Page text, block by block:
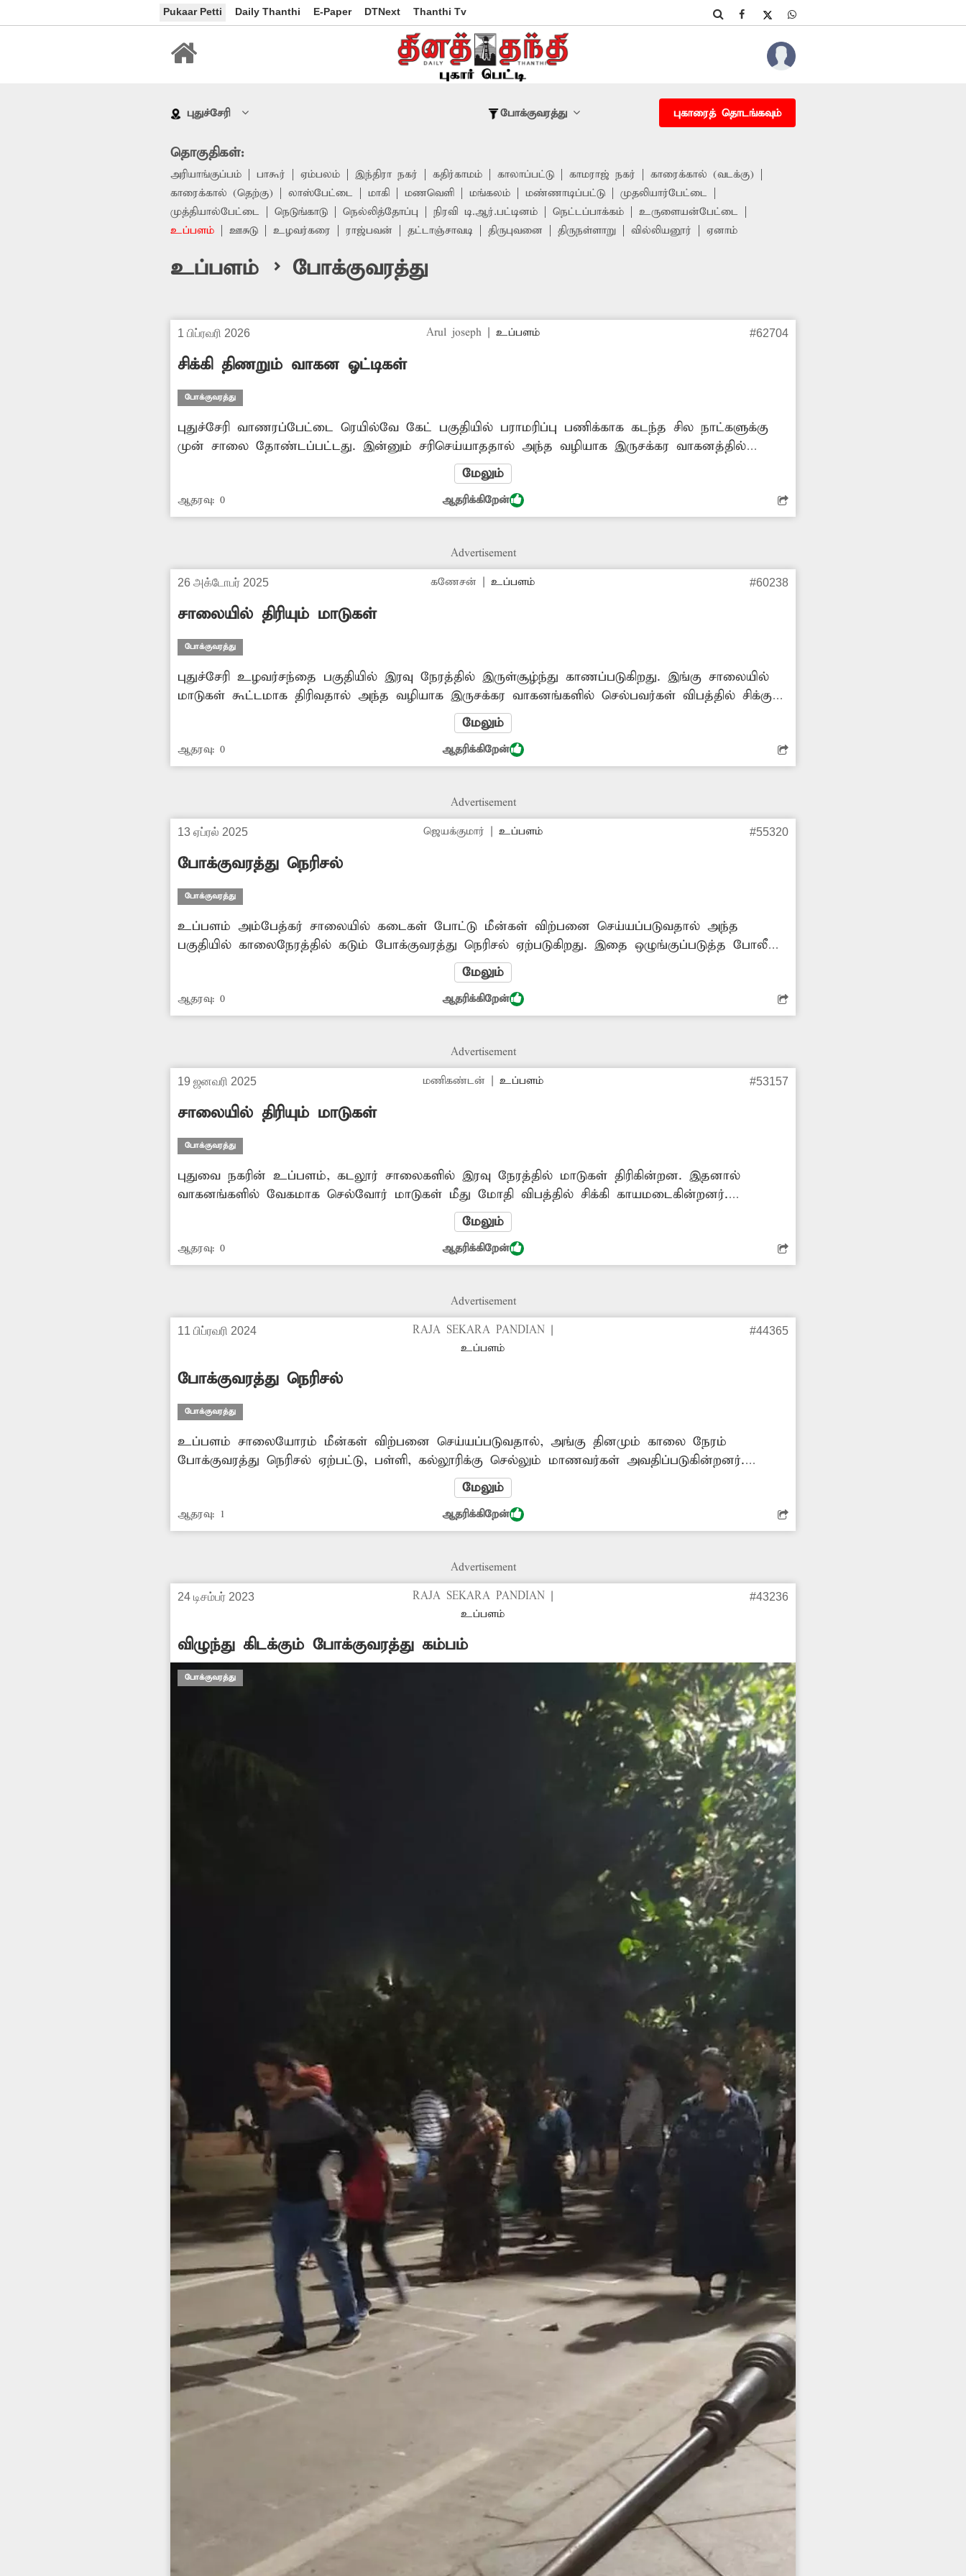
Pukaar Petti Daily Thanthi E-Paper DTNext Thanthi Tv
புதுச்சேரி போக்குவரத்து புகாரைத் தொடங்கவும்
தொகுதிகள்:
அரியாங்குப்பம் பாகூர் ஏம்பலம் இந்திரா நகர் கதிர்காமம் காலாப்பட்டு காமராஜ் நகர்
காரைக்கால் (வடக்கு)
காரைக்கால் (தெற்கு)
லாஸ்பேட்டை மாகி மணவெளி மங்கலம் மண்ணாடிப்பட்டு
முதலியார்பேட்டை
முத்தியால்பேட்டை
நெடுங்காடு நெல்லித்தோப்பு நிரவி டி.ஆர்.பட்டினம் நெட்டப்பாக்கம்
உருளையன்பேட்டை
உப்பளம்
ஊசுடு உழவர்கரை ராஜ்பவன் தட்டாஞ்சாவடி திருபுவனை திருநள்ளாறு வில்லியனூர் ஏனாம்
உப்பளம் > போக்குவரத்து
1 பிப்ரவரி 2026 Arul joseph| உப்பளம் #62704
சிக்கி திணறும் வாகன ஓட்டிகள்
போக்குவரத்து
புதுச்சேரி வாணரப்பேட்டை ரெயில்வே கேட் பகுதியில் பராமரிப்பு பணிக்காக கடந்த சில நாட்களுக்கு
முன் சாலை தோண்டப்பட்டது. இன்னும் சரிசெய்யாததால் அந்த வழியாக இருசக்கர வாகனத்தில்
செல்லும் வாகன ஓட்டிகள் சிக்கி திணறி வருகின்றனர். ரெயில்வே கேட் பகுதியை விரைவில் சீர் செய்ய
மேலும்
ஆதரவு: 0 ஆதரிக்கிறேன்
Advertisement
26 அக்டோபர் 2025 கணேசன் |உப்பளம் #60238
சாலையில் திரியும் மாடுகள்
போக்குவரத்து
புதுச்சேரி உழவர்சந்தை பகுதியில் இரவு நேரத்தில் இருள்சூழ்ந்து காணப்படுகிறது. இங்கு சாலையில்
மாடுகள் கூட்டமாக திரிவதால் அந்த வழியாக இருசக்கர வாகனங்களில் செல்பவர்கள் விபத்தில் சிக்கும்
நிலை உள்ளது. சாலையில் திரியும் மாடுகளை பிடித்து அகற்ற நகராட்சி நிர்வாகம் நடவடிக்கை
மேலும்
ஆதரவு: 0 ஆதரிக்கிறேன்
Advertisement
13 ஏப்ரல் 2025 ஜெயக்குமார் உப்பளம் #55320
போக்குவரத்து நெரிசல்
போக்குவரத்து
உப்பளம் அம்பேத்கர் சாலையில் கடைகள் போட்டு மீன்கள் விற்பனை செய்யப்படுவதால் அந்த
பகுதியில் காலைநேரத்தில் கடும் போக்குவரத்து நெரிசல் ஏற்படுகிறது. இதை ஒழுங்குப்படுத்த போலீசார்
மேலும்
ஆதரவு: 0 ஆதரிக்கிறேன்
Advertisement
19 ஜனவரி 2025 மணிகண்டன் உப்பளம் #53157
சாலையில் திரியும் மாடுகள்
போக்குவரத்து
புதுவை நகரின் உப்பளம், கடலூர் சாலைகளில் இரவு நேரத்தில் மாடுகள் திரிகின்றன. இதனால்
வாகனங்களில் வேகமாக செல்வோர் மாடுகள் மீது மோதி விபத்தில் சிக்கி காயமடைகின்றனர்.
சாலையில் மாடுகள் திரிவதை தடுக்க நடவடிக்கை எடுக்கப்படுமா?
மேலும்
ஆதரவு: 0 ஆதரிக்கிறேன்
Advertisement
11 பிப்ரவரி 2024 RAJA SEKARA PANDIAN
உப்பளம்
#44365
போக்குவரத்து நெரிசல்
போக்குவரத்து
உப்பளம் சாலையோரம் மீன்கள் விற்பனை செய்யப்படுவதால், அங்கு தினமும் காலை நேரம்
போக்குவரத்து நெரிசல் ஏற்பட்டு, பள்ளி, கல்லூரிக்கு செல்லும் மாணவர்கள் அவதிப்படுகின்றனர்.
இதனை ஒழுங்குப்படுத்த அதிகாரிகள் நடவடிக்கை எடுப்பார்களா?
மேலும்
ஆதரவு: 1 ஆதரிக்கிறேன்
Advertisement
24 டிசம்பர் 2023 RAJA SEKARA PANDIAN
உப்பளம்
#43236
விழுந்து கிடக்கும் போக்குவரத்து கம்பம்
போக்குவரத்து